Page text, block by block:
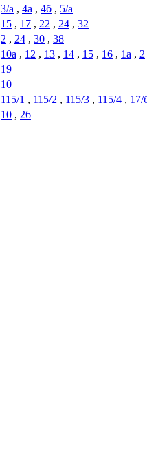
3/а , 4а , 4б , 5/а
15 , 17 , 22 , 24 , 32
2 , 24 , 30 , 38
10а , 12 , 13 , 14 , 15 , 16 , 1а , 2
19
10
115/1 , 115/2 , 115/3 , 115/4 , 17/
10 , 26